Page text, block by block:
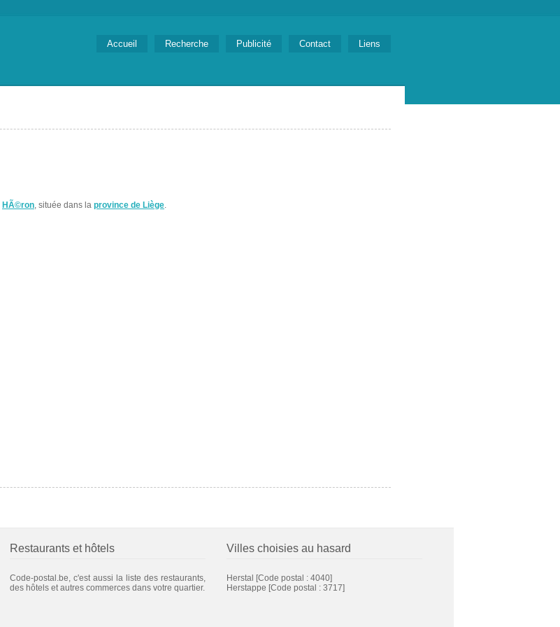
Accueil Recherche Publicité Contact Liens
HÃ©ron, située dans la province de Liège.
Restaurants et hôtels
Code-postal.be, c'est aussi la liste des restaurants,
des hôtels et autres commerces dans votre quartier.
Villes choisies au hasard
Herstal [Code postal : 4040]
Herstappe [Code postal : 3717]